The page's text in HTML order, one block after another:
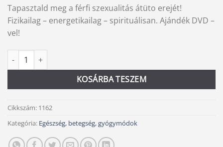
Tapasztald meg a férfi szexualitás átüto erejét!
Fizikailag – energetikailag – spirituálisan. Ajándék DVD –
vel!
Lingam - masszázs mennyiség
KOSÁRBA TESZEM
Alternative:
Cikkszám: 1162
Kategória: Egészség, betegség, gyógymódok